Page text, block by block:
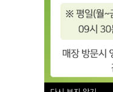
대표 : 오상배
사업자
통신판매업신고
(서초
이용약
유럽악